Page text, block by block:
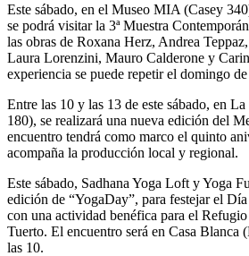
Este sábado, en el Museo MIA (Casey
se podrá visitar la 3ª Muestra
las obras de Roxana Herz, Andrea
Laura Lorenzini, Mauro Calderone y
experiencia se puede repetir el domingo
Entre las 10 y las 13 de este sábado, en
180), se realizará una nueva edición del
encuentro tendrá como marco el quinto
acompaña la producción local y regional.
Este sábado, Sadhana Yoga Loft y Yoga
edición de “YogaDay”, para festejar el
con una actividad benéfica para el
Tuerto. El encuentro será en Casa Blanca
las 10.